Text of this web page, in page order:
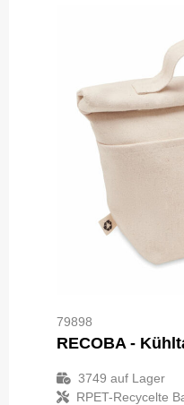
79898
RECOBA -
3749 auf Lager
RPET-Recycelte